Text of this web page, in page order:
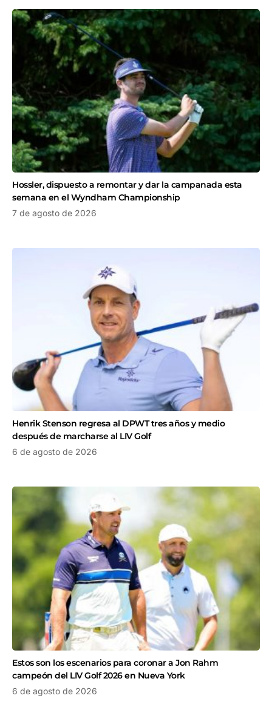
Hossler, dispuesto a remontar y dar la campanada esta
semana en el Wyndham Championship
7 de agosto de 2026
Henrik Stenson regresa al DPWT tres años y medio
después de marcharse al LIV Golf
6 de agosto de 2026
Estos son los escenarios para coronar a Jon Rahm
campeón del LIV Golf 2026 en Nueva York
6 de agosto de 2026